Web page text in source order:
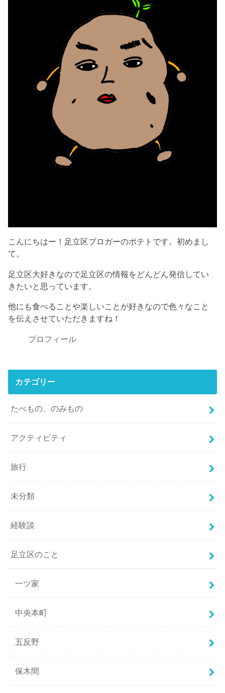
こんにちはー！足立区ブロガーのポテトです。初めまし
て。
足立区大好きなので足立区の情報をどんどん発信してい
きたいと思っています。
他にも食べることや楽しいことが好きなので色々なこと
を伝えさせていただきますね！
プロフィール
カテゴリー
たべもの、のみもの
アクティビティ
旅行
未分類
経験談
足立区のこと
一ツ家
中央本町
五反野
保木間